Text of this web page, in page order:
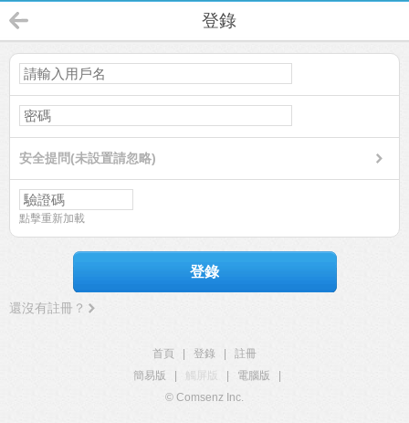
登錄
安全提問(未設置請忽略)
點擊重新加載
登錄
還沒有註冊？
首頁 登錄
註冊
簡易版
觸屏版 電腦版
© Comsenz Inc.